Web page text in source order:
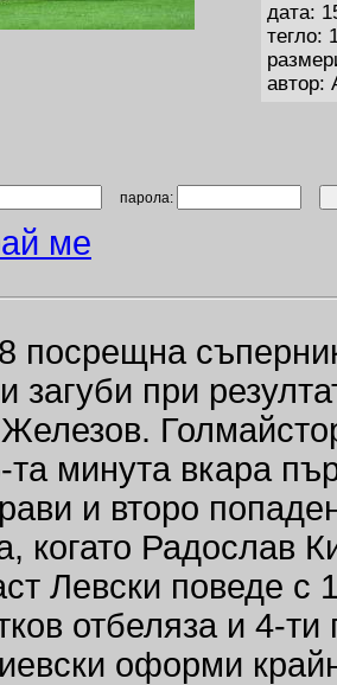
дата:
тегло:
автор:
парола:
ме
посрещна
загуби при
та минута вкара
и второ
когато Радослав
Левски поведе
отбеляза и 4-ти
оформи